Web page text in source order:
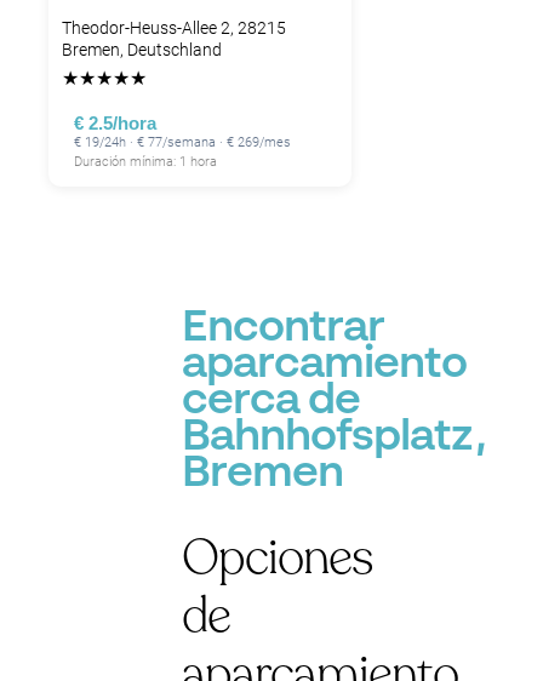
Theodor-Heuss-Allee 2, 28215
Bremen, Deutschland
★★★★★
€ 2.5/hora
€ 19/24h · € 77/semana · € 269/mes
Duración mínima: 1 hora
Encontrar
aparcamiento
cerca de
Bahnhofsplatz,
Bremen
Opciones
de